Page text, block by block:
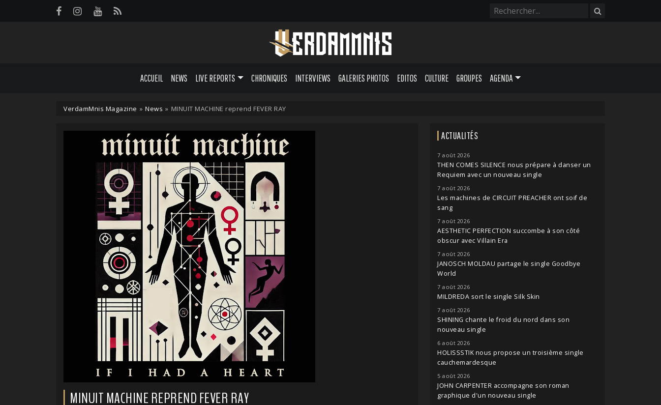
ACCUEIL NEWS LIVE REPORTS CHRONIQUES INTERVIEWS GALERIES PHOTOS EDITOS CULTURE GROUPES AGENDA
VerdamMnis Magazine » News » MINUIT MACHINE reprend FEVER RAY
MINUIT MACHINE REPREND FEVER RAY
ACTUALITÉS
7 août 2026
THEN COMES SILENCE nous prépare à danser un
Requiem avec un nouveau single
7 août 2026
Les machines de CIRCUIT PREACHER ont soif de
sang
7 août 2026
AESTHETIC PERFECTION succombe à son côté
obscur avec Villain Era
7 août 2026
JANOSCH MOLDAU partage le single Goodbye
World
7 août 2026
MILDREDA sort le single Silk Skin
7 août 2026
SHINING chante le froid du nord dans son
nouveau single
6 août 2026
HOLISSSTIK nous propose un troisième single
cauchemardesque
5 août 2026
JOHN CARPENTER accompagne son roman
graphique d'un nouveau single
Panneau de gestion des cookies